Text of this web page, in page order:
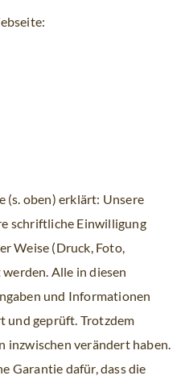
(s. oben) erklärt: Unsere
schriftliche Einwilligung
Weise (Druck, Foto,
Alle in diesen
und Informationen
und geprüft. Trotzdem
inzwischen verändert haben.
Garantie dafür, dass die